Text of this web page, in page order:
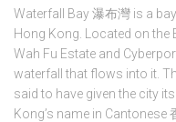
Waterfall Bay 瀑布灣 is a
Hong Kong. Located on
Wah Fu Estate and
waterfall that flows into it.
said to have given the city
Kong’s name in Cantonese